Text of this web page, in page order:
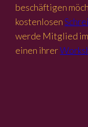
beschäftigen
kostenlosen
werde Mitglied im
einen ihrer